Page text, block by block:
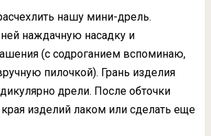
нашу мини-дрель.
наждачную насадку и
(с содроганием вспоминаю,
пилочкой). Грань изделия
дрели. После обточки
изделий лаком или сделать еще